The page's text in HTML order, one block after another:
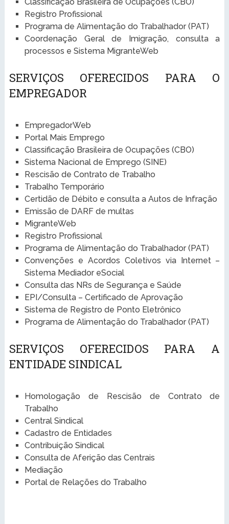
Registro Profissional
Programa de Alimentação do Trabalhador (PAT)
Coordenação Geral de Imigração, consulta a
processos e Sistema MigranteWeb
SERVIÇOS OFERECIDOS PARA O
EMPREGADOR
EmpregadorWeb
Portal Mais Emprego
Classificação Brasileira de Ocupações (CBO)
Sistema Nacional de Emprego (SINE)
Rescisão de Contrato de Trabalho
Trabalho Temporário
Certidão de Débito e consulta a Autos de Infração
Emissão de DARF de multas
MigranteWeb
Registro Profissional
Programa de Alimentação do Trabalhador (PAT)
Convenções e Acordos Coletivos via Internet –
Sistema Mediador eSocial
Consulta das NRs de Segurança e Saúde
EPI/Consulta – Certificado de Aprovação
Sistema de Registro de Ponto Eletrônico
Programa de Alimentação do Trabalhador (PAT)
SERVIÇOS OFERECIDOS PARA A
ENTIDADE SINDICAL
Homologação de Rescisão de Contrato de
Trabalho
Central Sindical
Cadastro de Entidades
Contribuição Sindical
Consulta de Aferição das Centrais
Mediação
Portal de Relações do Trabalho